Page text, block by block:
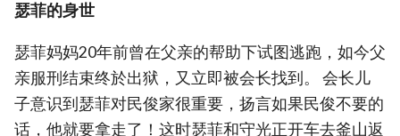
瑟菲的身世
瑟菲妈妈20年前曾在父亲的帮助下试图逃跑，如今父
亲服刑结束终於出狱，又立即被会长找到。 会长儿
子意识到瑟菲对民俊家很重要，扬言如果民俊不要的
话，他就要拿走了！这时瑟菲和守光正开车去釜山返